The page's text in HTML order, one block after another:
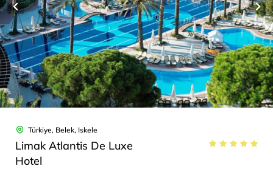
Türkiye, Belek, Iskele
Limak Atlantis De Luxe
Hotel